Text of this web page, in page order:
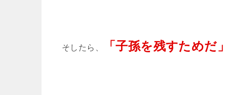
そしたら、 「子孫を残すためだ」